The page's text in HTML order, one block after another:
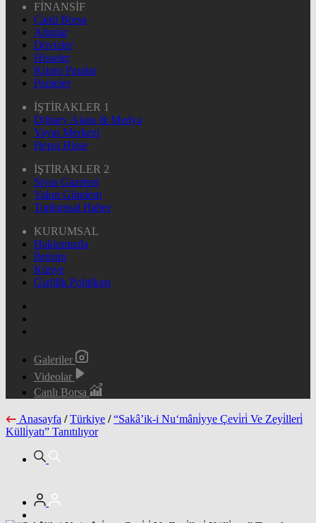
FİNANSİF
Canlı Borsa
Altınlar
Dövizler
Hisseler
Kripto Paralar
Pariteler
İŞTİRAKLER 1
Dijitary Ajans & Medya
Yayın Merkezi
Hepsi Hisse
İŞTİRAKLER 2
Sivas Gazetesi
Yakın Gündem
Toplumsal Haber
KURUMSAL
Hakkımızda
İletişim
Künye
Gizlilik Politikası
Galeriler
Videolar
Canlı Borsa
Anasayfa / Türkiye / “Sakâ’ik-i Nu‘mâni̇yye Çevi̇ri̇ Ve Zeyi̇lleri̇
Külli̇yatı” Tanıtılıyor